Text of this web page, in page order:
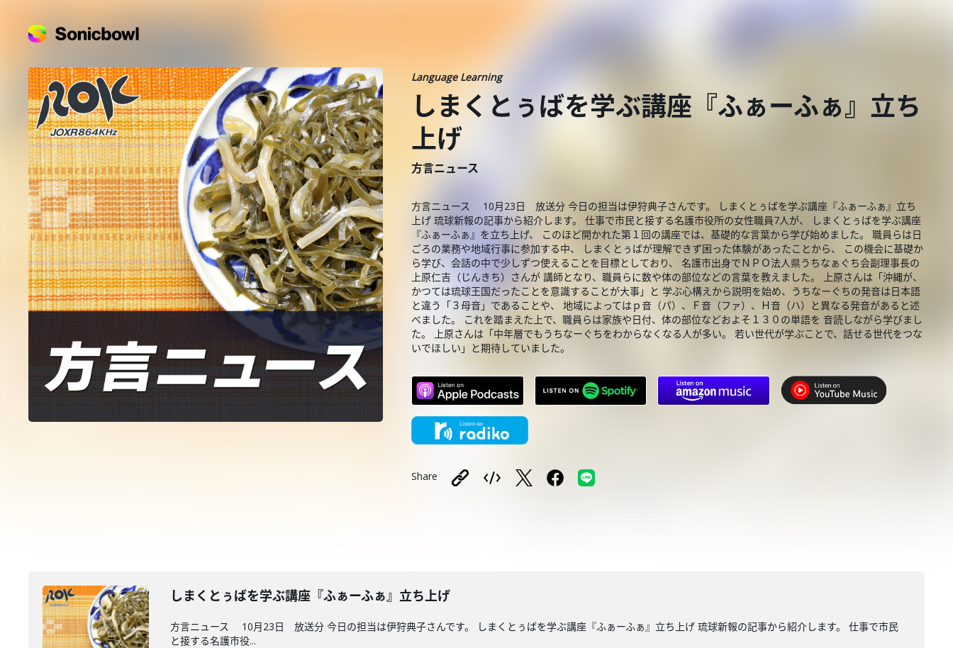
Language Learning
しまくとぅばを学ぶ講座『ふぁーふぁ』立ち
上げ
方言ニュース
方言ニュース 10月23日 放送分 今日の担当は伊狩典子さんです。 しまくとぅばを学ぶ講座『ふぁーふぁ』立ち
上げ 琉球新報の記事から紹介します。 仕事で市民と接する名護市役所の女性職員7人が、 しまくとぅばを学ぶ講座
『ふぁーふぁ』を立ち上げ、 このほど開かれた第１回の講座では、基礎的な言葉から学び始めました。 職員らは日
ごろの業務や地域行事に参加する中、 しまくとぅばが理解できず困った体験があったことから、 この機会に基礎か
ら学び、会話の中で少しずつ使えることを目標としており、 名護市出身でＮＰＯ法人県うちなぁぐち会副理事長の
上原仁吉（じんきち）さんが 講師となり、職員らに数や体の部位などの言葉を教えました。 上原さんは「沖縄が、
かつては琉球王国だったことを意識することが大事」と 学ぶ心構えから説明を始め、うちなーぐちの発音は日本語
と違う「３母音」であることや、 地域によってはｐ音（パ）、Ｆ音（ファ）、Ｈ音（ハ）と異なる発音があると述
べました。 これを踏まえた上で、職員らは家族や日付、体の部位などおよそ１３０の単語を 音読しながら学びまし
た。 上原さんは「中年層でもうちなーぐちをわからなくなる人が多い。 若い世代が学ぶことで、話せる世代をつな
いでほしい」と期待していました。
Share
しまくとぅばを学ぶ講座『ふぁーふぁ』立ち上げ
方言ニュース 10月23日 放送分 今日の担当は伊狩典子さんです。 しまくとぅばを学ぶ講座『ふぁーふぁ』立ち上げ 琉球新報の記事から紹介します。 仕事で市民
と接する名護市役...